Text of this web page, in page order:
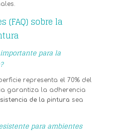
(FAQ) sobre la
para la
representa el 70% del
garantiza la adherencia
de la pintura sea
para ambientes